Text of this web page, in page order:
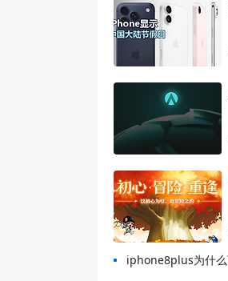
iphone8plus为什